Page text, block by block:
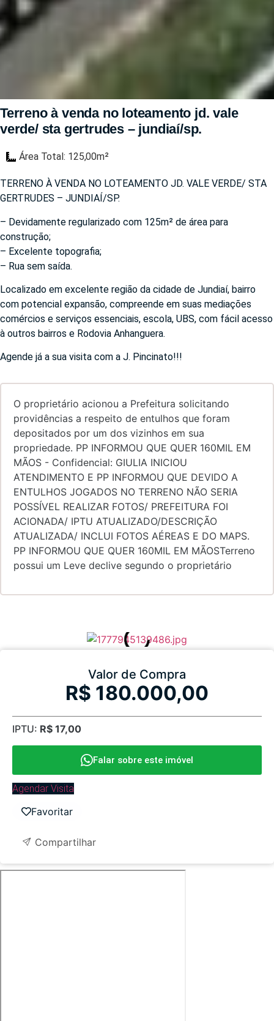
Terreno à venda no loteamento jd. vale
verde/ sta gertrudes – jundiaí/sp.
Área Total: 125,00m²
TERRENO À VENDA NO LOTEAMENTO JD. VALE VERDE/ STA
GERTRUDES – JUNDIAÍ/SP.
– Devidamente regularizado com 125m² de área para
construção;
– Excelente topografia;
– Rua sem saída.
Localizado em excelente região da cidade de Jundiaí, bairro
com potencial expansão, compreende em suas mediações
comércios e serviços essenciais, escola, UBS, com fácil acesso
à outros bairros e Rodovia Anhanguera.
Agende já a sua visita com a J. Pincinato!!!
O proprietário acionou a Prefeitura solicitando
providências a respeito de entulhos que foram
depositados por um dos vizinhos em sua
propriedade. PP INFORMOU QUE QUER 160MIL EM
MÃOS - Confidencial: GIULIA INICIOU
ATENDIMENTO E PP INFORMOU QUE DEVIDO A
ENTULHOS JOGADOS NO TERRENO NÃO SERIA
POSSÍVEL REALIZAR FOTOS/ PREFEITURA FOI
ACIONADA/ IPTU ATUALIZADO/DESCRIÇÃO
ATUALIZADA/ INCLUI FOTOS AÉREAS E DO MAPS.
PP INFORMOU QUE QUER 160MIL EM MÃOSTerreno
possui um Leve declive segundo o proprietário
Valor de Compra
R$ 180.000,00
IPTU: R$ 17,00
Falar sobre este imóvel
Agendar Visita
Favoritar
Compartilhar